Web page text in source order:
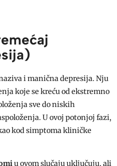
i manična depresija. Nju
koje se kreću od ekstremno
sve do niskih
U ovoj potonjoj fazi,
kod simptoma kliničke
u ovom slučaju uključuju, ali